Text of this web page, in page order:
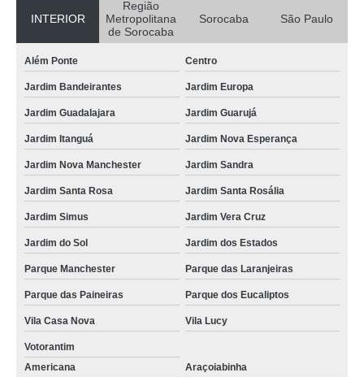
INTERIOR
Região
Metropolitana
de Sorocaba
Sorocaba São Paulo
Além Ponte Centro
Jardim Bandeirantes Jardim Europa
Jardim Guadalajara Jardim Guarujá
Jardim Itanguá Jardim Nova Esperança
Jardim Nova Manchester Jardim Sandra
Jardim Santa Rosa Jardim Santa Rosália
Jardim Simus Jardim Vera Cruz
Jardim do Sol Jardim dos Estados
Parque Manchester Parque das Laranjeiras
Parque das Paineiras Parque dos Eucaliptos
Vila Casa Nova Vila Lucy
Votorantim
Americana
Araçoiabinha